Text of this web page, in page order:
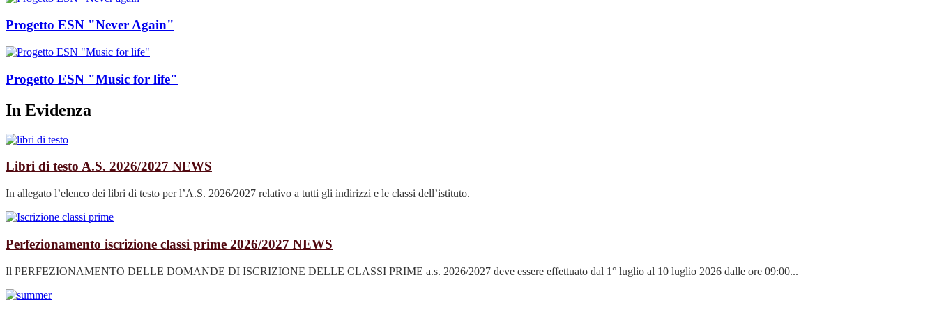
Progetto ESN "Never Again"
Progetto ESN "Music for life"
In Evidenza
Libri di testo A.S. 2026/2027 NEWS
In allegato l’elenco dei libri di testo per l’A.S. 2026/2027 relativo a tutti gli indirizzi e le classi dell’istituto.
Perfezionamento iscrizione classi prime 2026/2027 NEWS
Il PERFEZIONAMENTO DELLE DOMANDE DI ISCRIZIONE DELLE CLASSI PRIME a.s. 2026/2027 deve essere effettuato dal 1° luglio al 10 luglio 2026 dalle ore 09:00...